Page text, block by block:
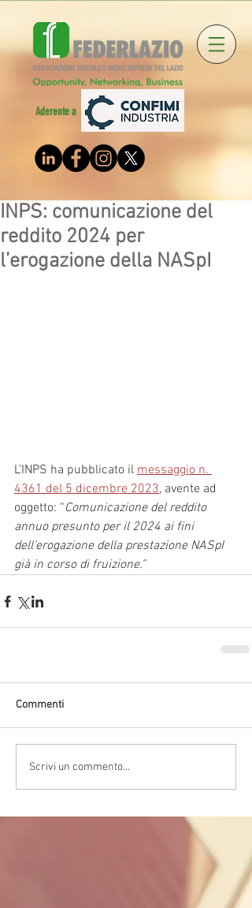
Aderente a
INPS: comunicazione del
reddito 2024 per
l’erogazione della NASpI
L’INPS ha pubblicato il messaggio n.
4361 del 5 dicembre 2023, avente ad
oggetto: “Comunicazione del reddito
annuo presunto per il 2024 ai fini
dell’erogazione della prestazione NASpI
già in corso di fruizione.”
Commenti
Scrivi un commento...